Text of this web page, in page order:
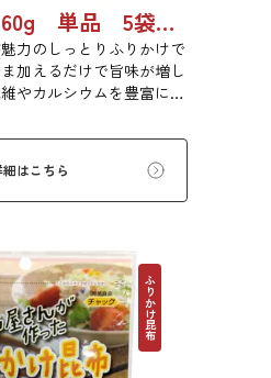
ふりかけ昆布 60g 単品 5袋セット 20袋セット 5102
力のしっとりふりかけで
加えるだけで旨味が増し
やカルシウムを豊富に含
スのとれた食生活のため
。また、本商品は第20回
はこちら
ふりかけ昆布